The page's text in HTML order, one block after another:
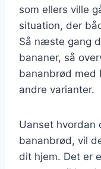
som ellers ville
situation, der
Så næste gang
bananer, så
bananbrød med
andre varianter.
Uanset
bananbrød, vil
dit hjem. Det er